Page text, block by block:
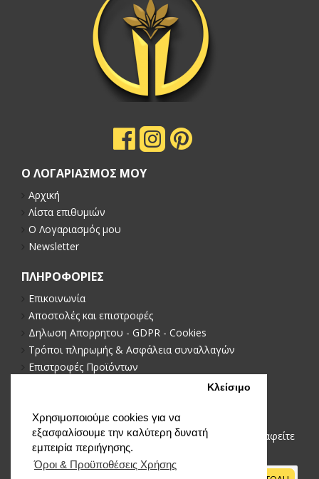
Χρησιμοποιούμε cookies για να
εξασφαλίσουμε την καλύτερη δυνατή
εμπειρία περιήγησης.
Όροι & Προϋποθέσεις Xρήσης
Κλείσιμο
Ο ΛΟΓΑΡΙΑΣΜΟΣ ΜΟΥ
Αρχική
Λίστα επιθυμιών
Ο Λογαριασμός μου
Newsletter
ΠΛΗΡΟΦΟΡΙΕΣ
Επικοινωνία
Αποστολές και επιστροφές
Δηλωση Απορρητου - GDPR - Cookies
Τρόποι πληρωμής & Ασφάλεια συναλλαγών
Επιστροφές Προϊόντων
NEWSLETTER
Μείνετε ενημερωμένοι με νέα και προωθήσεις, εγγραφείτε
στο newsletter μας